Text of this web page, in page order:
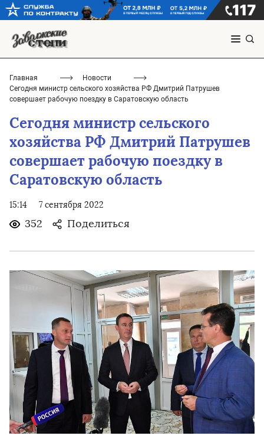
Главная
Новости
Сегодня министр сельского хозяйства РФ Дмитрий Патрушев
совершает рабочую поездку в Саратовскую область
Сегодня министр сельского
хозяйства РФ Дмитрий Патрушев
совершает рабочую поездку в
Саратовскую область
15:14 7 сентября 2022
352 Поделиться